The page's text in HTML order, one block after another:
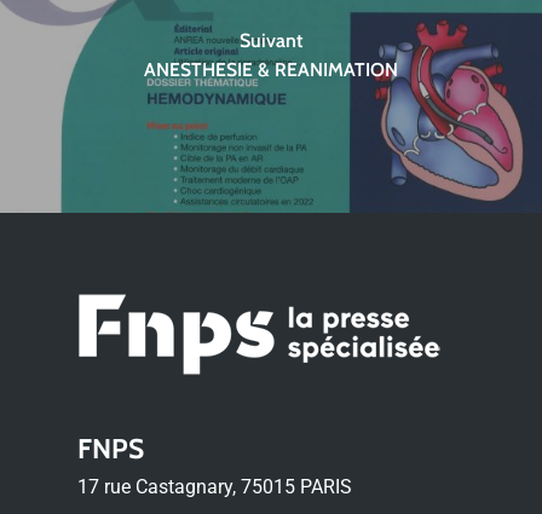
Suivant
ANESTHESIE & REANIMATION
FNPS
17 rue Castagnary, 75015 PARIS